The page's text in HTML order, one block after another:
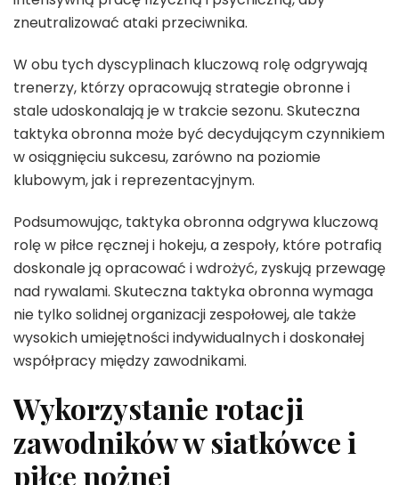
zneutralizować ataki przeciwnika.
W obu tych dyscyplinach kluczową rolę odgrywają
trenerzy, którzy opracowują strategie obronne i
stale udoskonalają je w trakcie sezonu. Skuteczna
taktyka obronna może być decydującym czynnikiem
w osiągnięciu sukcesu, zarówno na poziomie
klubowym, jak i reprezentacyjnym.
Podsumowując, taktyka obronna odgrywa kluczową
rolę w piłce ręcznej i hokeju, a zespoły, które potrafią
doskonale ją opracować i wdrożyć, zyskują przewagę
nad rywalami. Skuteczna taktyka obronna wymaga
nie tylko solidnej organizacji zespołowej, ale także
wysokich umiejętności indywidualnych i doskonałej
współpracy między zawodnikami.
Wykorzystanie rotacji
zawodników w siatkówce i
piłce nożnej